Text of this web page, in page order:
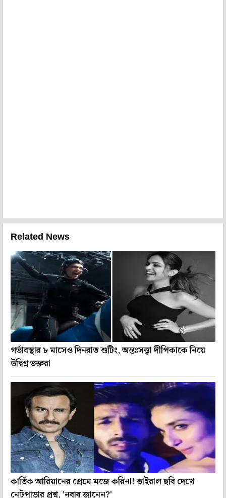
Related News
গর্ভাবস্থার ৮ মাসেও দিনরাত শুটিং, অন্তঃসত্ত্বা দীপিকাকে নিয়ে
উদ্বিগ্ন ভক্তরা
কার্তিক আরিয়ানের প্রেমে মজে করিনা! ভাইরাল ছবি দেখে
নেটপাড়ার প্রশ্ন, 'নবাব জানেন?'